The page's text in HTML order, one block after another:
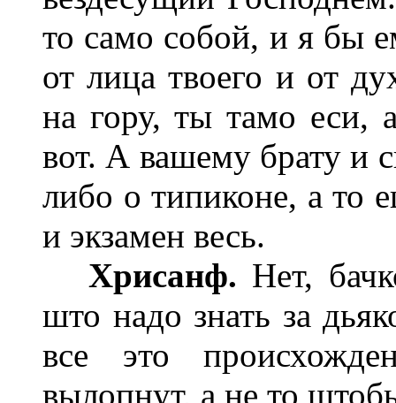
то само собой, и я бы
от лица твоего и от
на гору, ты тамо еси,
вот. А вашему брату и
либо о типиконе, а то
и экзамен весь.
Хрисанф. Нет,
што надо знать за
все это
вылопнут, а не то